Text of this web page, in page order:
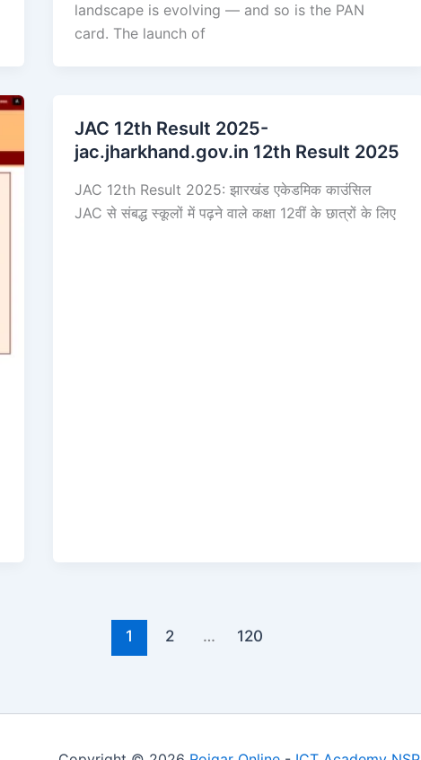
landscape is evolving — and so is the PAN
card. The launch of
JAC 12th Result 2025-
jac.jharkhand.gov.in 12th Result 2025
JAC 12th Result 2025: झारखंड एकेडमिक काउंसिल
JAC से संबद्ध स्कूलों में पढ़ने वाले कक्षा 12वीं के छात्रों के लिए
1 2 … 120